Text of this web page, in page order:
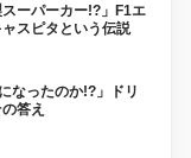
スーパーカー!?」F1エ
スピタという伝説
なったのか!?」ドリ
答え